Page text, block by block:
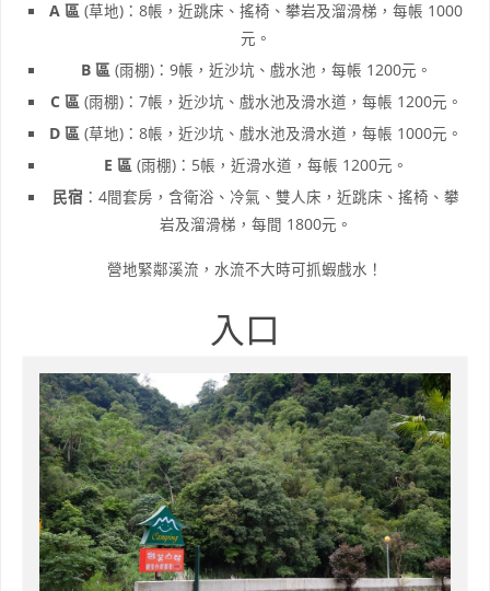
A 區 (草地)：8帳，近跳床、搖椅、攀岩及溜滑梯，每帳 1000
元。
B 區(雨棚)：9帳，近沙坑、戲水池，每帳 1200元。
C 區(雨棚)：7帳，近沙坑、戲水池及滑水道，每帳 1200元。
D 區 (草地)：8帳，近沙坑、戲水池及滑水道，每帳 1000元。
E 區 (雨棚)：5帳，近滑水道，每帳 1200元。
民宿 ：4間套房，含衛浴、冷氣、雙人床，近跳床、搖椅、攀
岩及溜滑梯，每間 1800元。
營地緊鄰溪流，水流不大時可抓蝦戲水！
入口